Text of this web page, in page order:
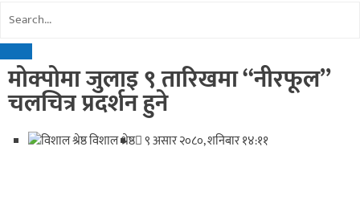
मोक्पोमा जुलाइ ९ तारिखमा “नीरफूल”
चलचित्र प्रदर्शन हुने
विशाल श्रेष्ठ ९ असार २०८०, शनिबार १४:११